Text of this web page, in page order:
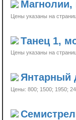
Магнолии,
Цены указаны на
Танец 1,
Цены указаны на
Янтарный
Цены: 800; 1500; 1950;